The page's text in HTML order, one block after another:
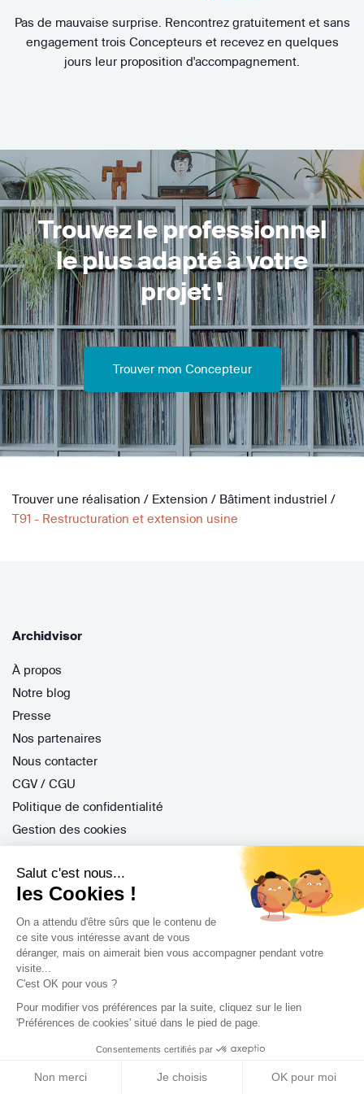
Salut c'est nous...
les Cookies !
On a attendu d'être sûrs que le contenu de
ce site vous intéresse avant de vous
déranger, mais on aimerait bien vous accompagner pendant votre
visite...
C'est OK pour vous ?
Pour modifier vos préférences par la suite, cliquez sur le lien
'Préférences de cookies' situé dans le pied de page.
Consentements certifiés par
Non merci Je choisis OK pour moi
Pas de mauvaise surprise. Rencontrez gratuitement et sans
engagement trois Concepteurs et recevez en quelques
jours leur proposition d'accompagnement.
Trouvez le professionnel
le plus adapté à votre
projet !
Trouver mon Concepteur
Trouver une réalisation / Extension / Bâtiment industriel /
T91 - Restructuration et extension usine
Archidvisor
À propos
Notre blog
Presse
Nos partenaires
Nous contacter
CGV / CGU
Politique de confidentialité
Gestion des cookies
Porteurs de projet
Comment ça marche ?
Questions fréquentes
Mission de conseil
Contractant Général
S'inscrire
Nos réalisations